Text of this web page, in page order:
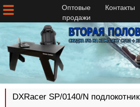
Контакты
Оптовые
продажи
DXRacer SP/0140/N подлокотник